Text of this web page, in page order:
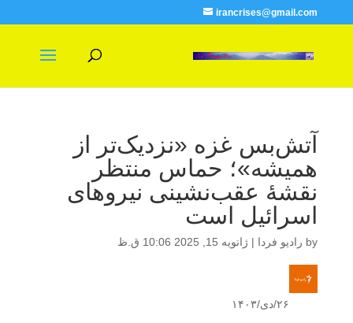
irancrises@gmail.com
آتش‌بس غزه «نزدیک‌تر از
همیشه»؛ حماس منتظر
نقشهٔ عقب‌نشینی نیروهای
اسرائیل است
by رادیو فردا | ژانویه 15, 2025 10:06 ق.ظ
۲۶/دی/۱۴۰۳